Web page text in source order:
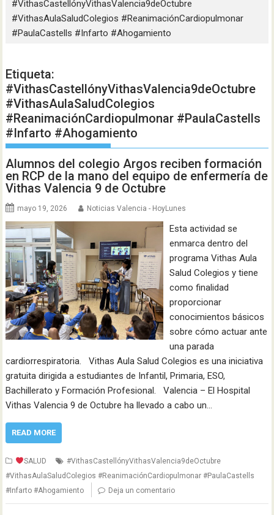
#VithasCastellónyVithasValencia9deOctubre
#VithasAulaSaludColegios #ReanimaciónCardiopulmonar
#PaulaCastells #Infarto #Ahogamiento
Etiqueta:
#VithasCastellónyVithasValencia9deOctubre
#VithasAulaSaludColegios
#ReanimaciónCardiopulmonar #PaulaCastells
#Infarto #Ahogamiento
Alumnos del colegio Argos reciben formación
en RCP de la mano del equipo de enfermería de
Vithas Valencia 9 de Octubre
mayo 19, 2026 Noticias Valencia - HoyLunes
Esta actividad se
enmarca dentro del
programa Vithas Aula
Salud Colegios y tiene
como finalidad
proporcionar
conocimientos básicos
sobre cómo actuar ante
una parada
cardiorrespiratoria. Vithas Aula Salud Colegios es una iniciativa
gratuita dirigida a estudiantes de Infantil, Primaria, ESO,
Bachillerato y Formación Profesional. Valencia – El Hospital
Vithas Valencia 9 de Octubre ha llevado a cabo un…
READ MORE
SALUD
#VithasCastellónyVithasValencia9deOctubre
#VithasAulaSaludColegios #ReanimaciónCardiopulmonar #PaulaCastells
#Infarto #Ahogamiento
Deja un comentario